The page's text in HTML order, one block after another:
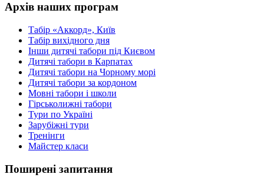
Архів наших програм
Табір «Аккорд», Київ
Табір вихідного дня
Інши дитячі табори під Києвом
Дитячі табори в Карпатах
Дитячі табори на Чорному морі
Дитячі табори за кордоном
Мовні табори і школи
Гірськолижні табори
Тури по Україні
Зарубіжні тури
Тренінги
Майстер класи
Поширені запитання